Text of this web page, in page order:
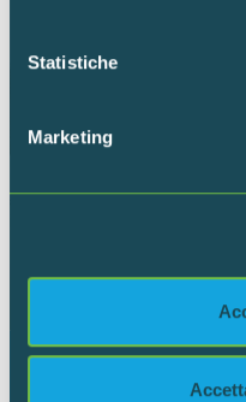
raccogliere
geografica, con
Identificare il tuo
Approfondisci come
dalla Dichiarazione sui
Utilizziamo i cookie per
Statistiche
Marketing